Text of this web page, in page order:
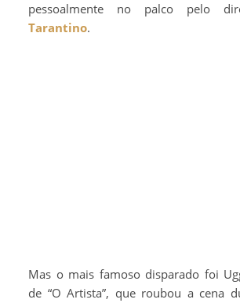
pessoalmente no palco pelo
Tarantino.
Mas o mais famoso disparado foi
de “O Artista”, que roubou a cena